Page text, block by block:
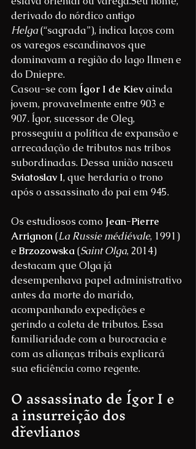
derivado do nórdico antigo
Helga (“sagrada”), indica laços com
os varegos escandinavos que
dominavam a região do lago Ilmen e
do Dniepre.
Casou-se com Ígor I de Kiev ainda
jovem, provavelmente entre 903 e
907. Ígor, sucessor de Oleg,
prosseguiu a política de expansão e
arrecadação de tributos nas tribos
subordinadas. Dessa união nasceu
Sviatoslav I, que herdaria o trono
após o assassinato do pai em 945.
Os estudiosos como Jean-Pierre
Arrignon (La Russie médiévale, 1991)
e Brzozowska (Saint Olga, 2014)
destacam que Olga já
desempenhava papel administrativo
antes da morte do marido,
acompanhando expedições e
gerindo a coleta de tributos. Essa
familiaridade com a burocracia e
com as alianças tribais explicará
sua eficiência como regente.
O assassinato de Ígor I e
a insurreição dos
dřevlianos